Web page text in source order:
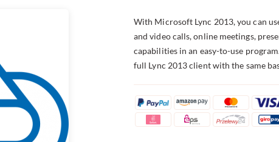
With Microsoft Lync 2013, you can
and video calls, online meetings,
capabilities in an easy-to-use
full Lync 2013 client with the same